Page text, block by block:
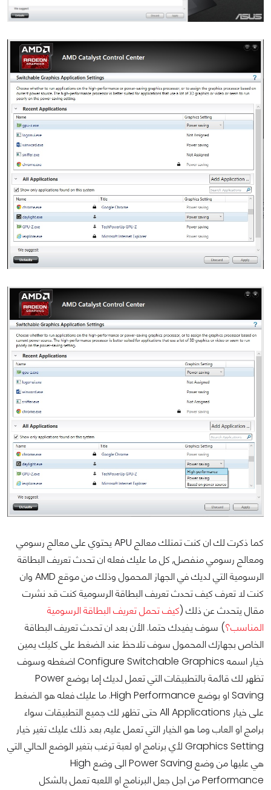
كما ذكرت لك ان كنت تمتلك معالج APU يحتوي على معالج رسومي
ومعالج رسومي منفصل, كل ما عليك فعله ان تحدث تعريف البطاقة
الرسومية التي لديك في الجهاز المحمول وذلك من موقع AMD وان
كنت لا تعرف كيف تحدث تعريف البطاقة الرسومية كنت قد نشرت
مقال يتحدث عن ذلك (كيف تحمل تعريف البطاقة الرسومية
المناسب؟) سوف يفيدك حتما. الأن بعد ان تحدث تعريف البطاقة
الخاص بجهازك المحمول سوف تلاحظ عند الضغط على كليك يمين
خيار اسمه Configure Switchable Graphics اضغطه وسوف
تظهر لك قائمة بالتطبيقات التي تعمل لديك إما بوضع Power
Saving او بوضع High Performance. ما عليك فعله هو الضغط
على خيار All Applications حتى تظهر لك جميع التطبيقات سواء
برامج او العاب وما هو الخيار التي تعمل عليه, بعد ذلك عليك تغير خيار
Graphics Setting لأي برنامج او لعبة ترغب بتغير الوضع الحالي التي
هي عليها من وضع Power Saving الى وضع High
Performance من اجل جعل البرنامج او اللعبه تعمل بالشكل